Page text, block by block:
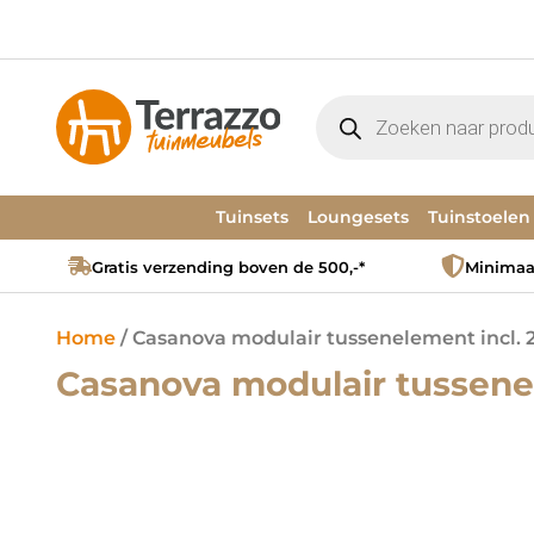
Tuinsets Loungesets Tuinstoelen
Gratis verzending boven de 500,-*
Home / Casanova modulair tussenelement incl.
Casanova modulair